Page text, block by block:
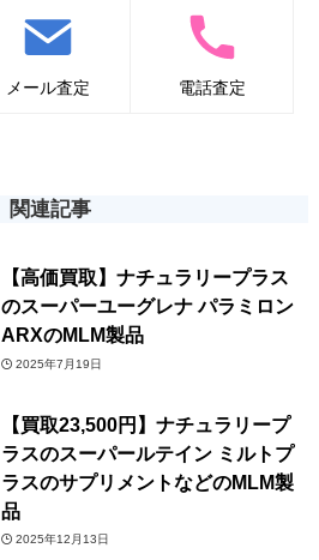
メール査定 電話査定
関連記事
【高価買取】ナチュラリープラス
のスーパーユーグレナ パラミロン
ARXのMLM製品
2025年7月19日
【買取23,500円】ナチュラリープ
ラスのスーパールテイン ミルトプ
ラスのサプリメントなどのMLM製
品
2025年12月13日